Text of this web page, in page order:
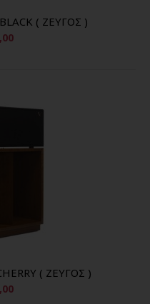
( ΖΕΥΓΟΣ )
( ΖΕΥΓΟΣ )